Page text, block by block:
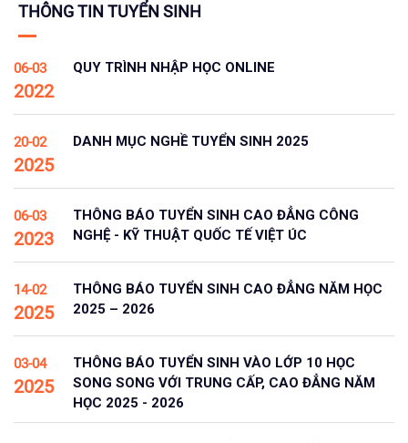
THÔNG TIN TUYỂN SINH
06-03
2022
QUY TRÌNH NHẬP HỌC ONLINE
20-02
2025
DANH MỤC NGHỀ TUYỂN SINH 2025
06-03
2023
THÔNG BÁO TUYỂN SINH CAO ĐẲNG CÔNG
NGHỆ - KỸ THUẬT QUỐC TẾ VIỆT ÚC
14-02
2025
THÔNG BÁO TUYỂN SINH CAO ĐẲNG NĂM HỌC
2025 – 2026
03-04
2025
THÔNG BÁO TUYỂN SINH VÀO LỚP 10 HỌC
SONG SONG VỚI TRUNG CẤP, CAO ĐẲNG NĂM
HỌC 2025 - 2026